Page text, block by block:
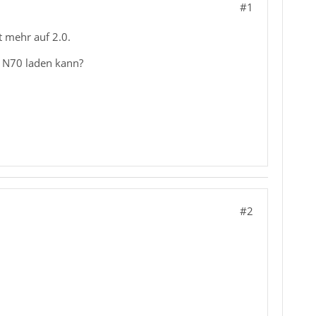
#1
mehr auf 2.0.
laden kann?
#2